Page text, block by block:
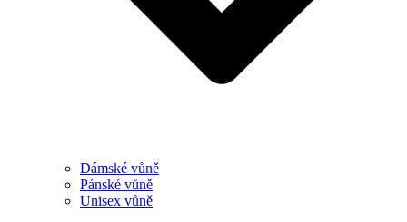
Dámské vůně
Pánské vůně
Unisex vůně